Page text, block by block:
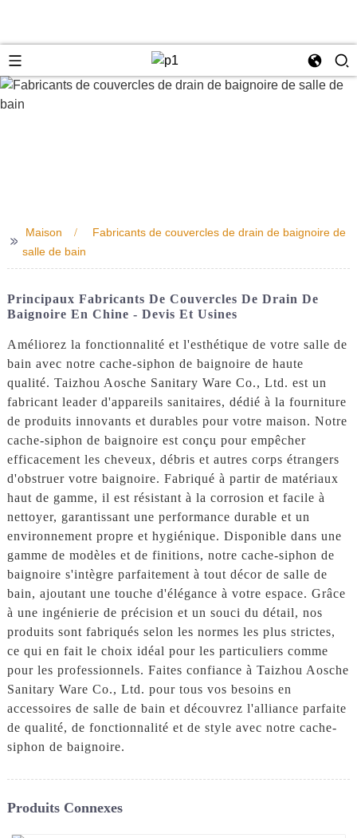
>>
Maison
Fabricants de couvercles de drain de baignoire de
salle de bain
Principaux Fabricants De Couvercles De Drain De
Baignoire En Chine - Devis Et Usines
Améliorez la fonctionnalité et l'esthétique de votre salle de
bain avec notre cache-siphon de baignoire de haute
qualité. Taizhou Aosche Sanitary Ware Co., Ltd. est un
fabricant leader d'appareils sanitaires, dédié à la fourniture
de produits innovants et durables pour votre maison. Notre
cache-siphon de baignoire est conçu pour empêcher
efficacement les cheveux, débris et autres corps étrangers
d'obstruer votre baignoire. Fabriqué à partir de matériaux
haut de gamme, il est résistant à la corrosion et facile à
nettoyer, garantissant une performance durable et un
environnement propre et hygiénique. Disponible dans une
gamme de modèles et de finitions, notre cache-siphon de
baignoire s'intègre parfaitement à tout décor de salle de
bain, ajoutant une touche d'élégance à votre espace. Grâce
à une ingénierie de précision et un souci du détail, nos
produits sont fabriqués selon les normes les plus strictes,
ce qui en fait le choix idéal pour les particuliers comme
pour les professionnels. Faites confiance à Taizhou Aosche
Sanitary Ware Co., Ltd. pour tous vos besoins en
accessoires de salle de bain et découvrez l'alliance parfaite
de qualité, de fonctionnalité et de style avec notre cache-
siphon de baignoire.
Produits Connexes